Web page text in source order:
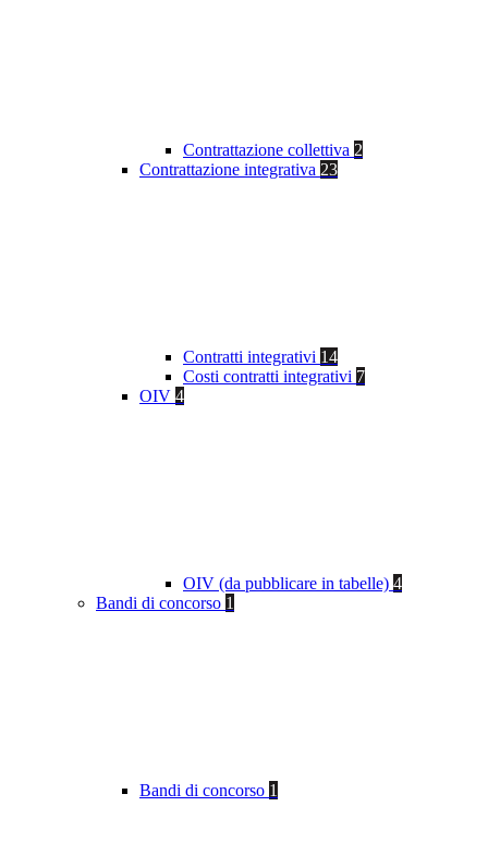
Contrattazione collettiva 2
Contrattazione integrativa 23
Contratti integrativi 14
Costi contratti integrativi 7
OIV 4
OIV (da pubblicare in tabelle) 4
Bandi di concorso 1
Bandi di concorso 1